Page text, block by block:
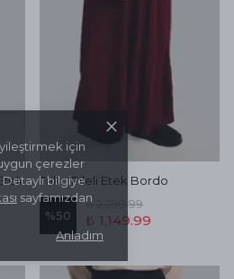
için
çerezler
bilgiye
sayfamızdan
Anladım
Triko Pileli Etek Bordo
%50
₺ 2,299.99
₺ 1,149.99